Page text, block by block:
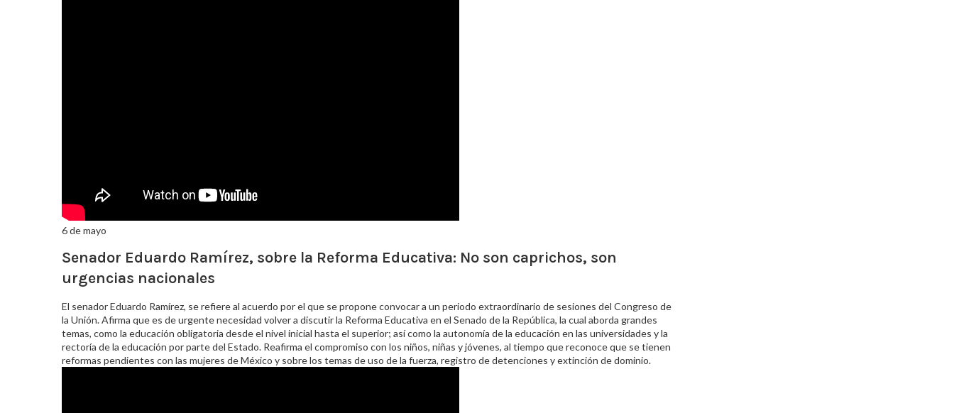
6 de mayo
Senador Eduardo Ramírez, sobre la Reforma Educativa: No son caprichos, son
urgencias nacionales
El senador Eduardo Ramírez, se refiere al acuerdo por el que se propone convocar a un periodo extraordinario de sesiones del Congreso de
la Unión. Afirma que es de urgente necesidad volver a discutir la Reforma Educativa en el Senado de la República, la cual aborda grandes
temas, como la educación obligatoria desde el nivel inicial hasta el superior; así como la autonomía de la educación en las universidades y la
rectoría de la educación por parte del Estado. Reafirma el compromiso con los niños, niñas y jóvenes, al tiempo que reconoce que se tienen
reformas pendientes con las mujeres de México y sobre los temas de uso de la fuerza, registro de detenciones y extinción de dominio.